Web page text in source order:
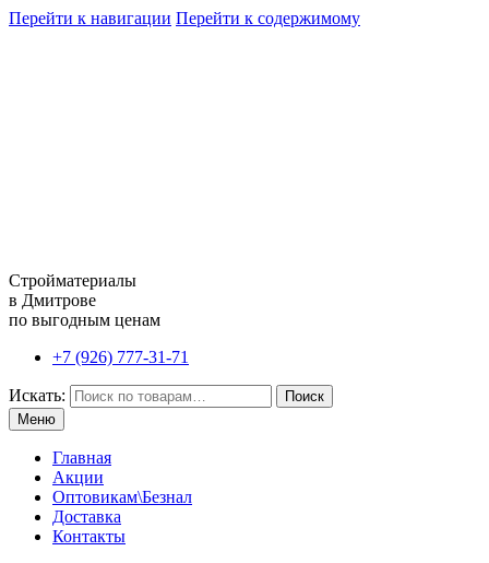
Перейти к навигации Перейти к содержимому
Стройматериалы
в Дмитрове
по выгодным ценам
+7 (926) 777-31-71
Искать:
Поиск
Меню
Главная
Акции
Оптовикам\Безнал
Доставка
Контакты